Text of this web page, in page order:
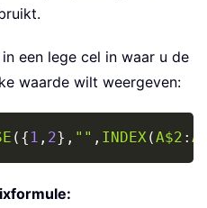
een lege cel in waar u de
waarde wilt weergeven:
( { 1 , 2} , "" , INDEX (A$2 :
Copy